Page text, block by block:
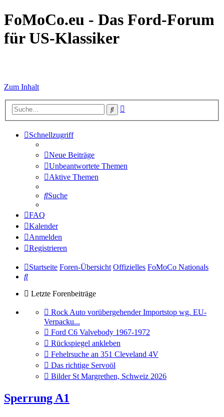
FoMoCo.eu - Das Ford-Forum
für US-Klassiker
Zum Inhalt
Suche
Schnellzugriff
Neue Beiträge
Unbeantwortete Themen
Aktive Themen
Suche
FAQ
Kalender
Anmelden
Registrieren
Startseite Foren-Übersicht Offizielles FoMoCo Nationals
Suche
Letzte Forenbeiträge
Gehe
zum
letzten
Beitrag
Rock Auto vorübergehender Importstop wg. EU-
Verpacku...
Gehe
zum
letzten
Beitrag
Ford C6 Valvebody 1967-1972
Gehe
zum
letzten
Beitrag
Rückspiegel ankleben
Gehe
zum
letzten
Beitrag
Fehelrsuche an 351 Cleveland 4V
Gehe
zum
letzten
Das richtige Servoöl
Gehe
letzten
Beitrag
Bilder St Margrethen, Schweiz 2026
Sperrung A1